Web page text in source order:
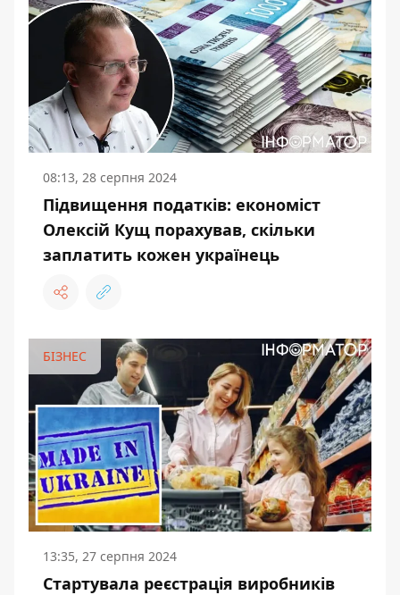
08:13, 28 серпня 2024
Підвищення податків: економіст
Олексій Кущ порахував, скільки
заплатить кожен українець
БІЗНЕС
13:35, 27 серпня 2024
Стартувала реєстрація виробників